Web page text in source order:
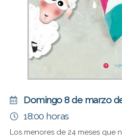
Domingo 8 de marzo
18:00 horas
Los menores de 24 meses que